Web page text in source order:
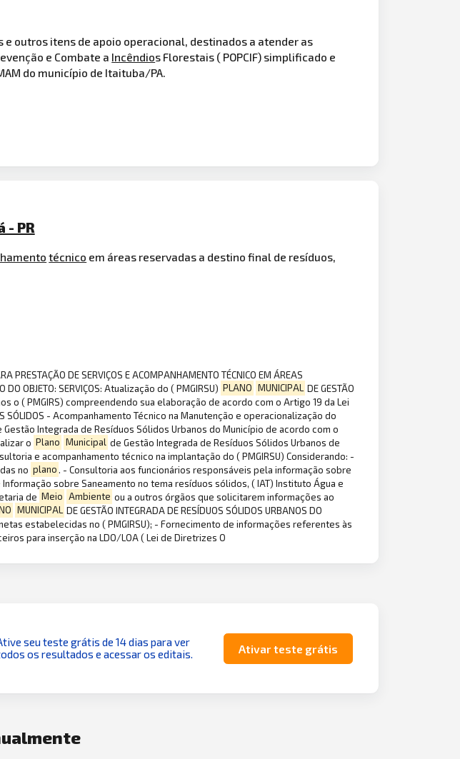
e outros itens de apoio operacional, destinados a atender as
e Combate a Incêndios Florestais ( POPCIF) simplificado e
do município de Itaituba/PA.
- PR
técnico em áreas reservadas a destino final de resíduos,
PRESTAÇÃO DE SERVIÇOS E ACOMPANHAMENTO TÉCNICO EM ÁREAS
DO OBJETO: SERVIÇOS: Atualização do ( PMGIRSU) PLANO MUNICIPAL DE GESTÃO
o ( PMGIRS) compreendendo sua elaboração de acordo com o Artigo 19 da Lei
SÓLIDOS - Acompanhamento Técnico na Manutenção e operacionalização do
Gestão Integrada de Resíduos Sólidos Urbanos do Município de acordo com o
o Plano Municipal de Gestão Integrada de Resíduos Sólidos Urbanos de
e acompanhamento técnico na implantação do ( PMGIRSU) Considerando: -
no plano. - Consultoria aos funcionários responsáveis pela informação sobre
sobre Saneamento no tema resíduos sólidos, ( IAT) Instituto Água e
de Meio Ambiente ou a outros órgãos que solicitarem informações ao
MUNICIPAL DE GESTÃO INTEGRADA DE RESÍDUOS SÓLIDOS URBANOS DO
estabelecidas no ( PMGIRSU); - Fornecimento de informações referentes às
para inserção na LDO/LOA ( Lei de Diretrizes O
seu teste grátis de 14 dias para ver
os resultados e acessar os editais.
Ativar teste grátis